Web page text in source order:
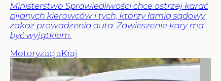
Ministerstwo Sprawiedliwości chce ostrzej karać
pijanych kierowców i tych, którzy łamią sądowy
zakaz prowadzenia auta. Zawieszenie kary ma
być wyjątkiem.
MotoryzacjaKraj